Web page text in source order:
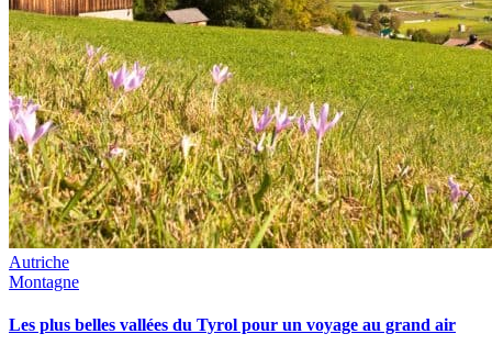
Autriche
Montagne
Les plus belles vallées du Tyrol pour un voyage au grand air